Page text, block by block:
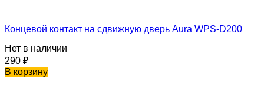
Концевой контакт на сдвижную дверь Aura WPS-D200
Нет в наличии
290 ₽
В корзину